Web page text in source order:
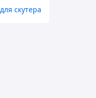
скутера